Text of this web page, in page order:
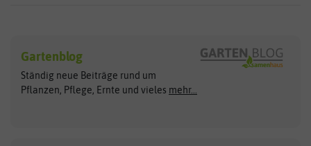
Exotische Samen
Gemüsesamen
Gründünger
Arche Noah
ASB Greenworld
Clever Pots
COMPO
Gartenblog
Ständig neue Beiträge rund um
Pflanzen, Pflege, Ernte und vieles mehr...